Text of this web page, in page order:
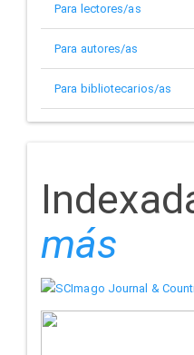
Para lectores/as
Para autores/as
Para bibliotecarios/as
indizada
más